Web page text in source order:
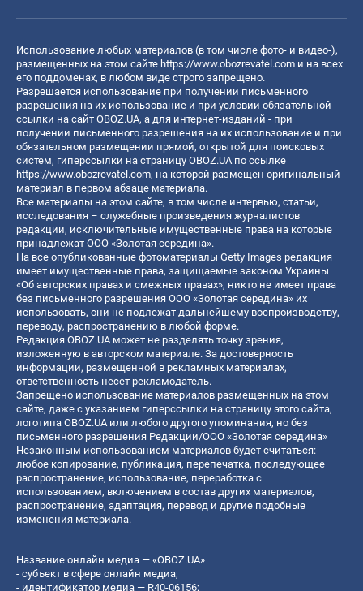
Использование любых материалов (в том числе фото- и видео-),
размещенных на этом сайте https://www.obozrevatel.com и на всех
его поддоменах, в любом виде строго запрещено.
Разрешается использование при получении письменного
разрешения на их использование и при условии обязательной
ссылки на сайт OBOZ.UA, а для интернет-изданий - при
получении письменного разрешения на их использование и при
обязательном размещении прямой, открытой для поисковых
систем, гиперссылки на страницу OBOZ.UA по ссылке
https://www.obozrevatel.com, на которой размещен оригинальный
материал в первом абзаце материала.
Все материалы на этом сайте, в том числе интервью, статьи,
исследования – служебные произведения журналистов
редакции, исключительные имущественные права на которые
принадлежат ООО «Золотая середина».
На все опубликованные фотоматериалы Getty Images редакция
имеет имущественные права, защищаемые законом Украины
«Об авторских правах и смежных правах», никто не имеет права
без письменного разрешения ООО «Золотая середина» их
использовать, они не подлежат дальнейшему воспроизводству,
переводу, распространению в любой форме.
Редакция OBOZ.UA может не разделять точку зрения,
изложенную в авторском материале. За достоверность
информации, размещенной в рекламных материалах,
ответственность несет рекламодатель.
Запрещено использование материалов размещенных на этом
сайте, даже с указанием гиперссылки на страницу этого сайта,
логотипа OBOZ.UA или любого другого упоминания, но без
письменного разрешения Редакции/ООО «Золотая середина»
Незаконным использованием материалов будет считаться:
любое копирование, публикация, перепечатка, последующее
распространение, использование, переработка с
использованием, включением в состав других материалов,
распространение, адаптация, перевод и другие подобные
изменения материала.
Название онлайн медиа — «OBOZ.UA»
- субъект в сфере онлайн медиа;
- идентификатор медиа — R40-06156;